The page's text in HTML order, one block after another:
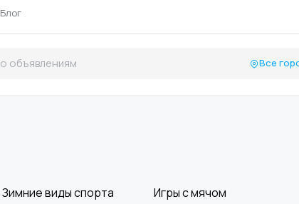
Блог
Все
Зимние виды спорта Игры с мячом